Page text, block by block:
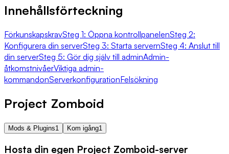
Innehållsförteckning
FörkunskapskravSteg 1: Öppna kontrollpanelenSteg 2:
Konfigurera din serverSteg 3: Starta servernSteg 4: Anslut till
din serverSteg 5: Gör dig själv till adminAdmin-
åtkomstnivåerViktiga admin-
kommandonServerkonfigurationFelsökning
Project Zomboid
Mods & Plugins1 Kom igång1
Hosta din egen Project Zomboid-server